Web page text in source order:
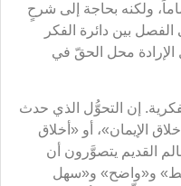
ولكنه بحاجة إلى شرحٍ
بين دائرة الفكر
الإرادة محل الحقّ في
إن التحوُّل الذي حدث
الإيمان»، أو «أخلاق
القديم يتصوَّرون أن
و«واضح» و«سهل